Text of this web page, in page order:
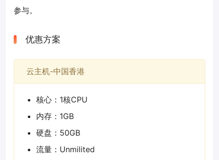
参与。
优惠方案
云主机-中国香港
核心：1核CPU
内存：1GB
硬盘：50GB
流量：Unmilited